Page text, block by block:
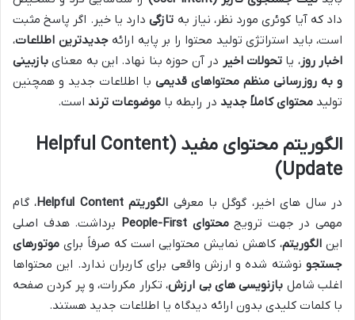
داد که آیا کوئری مورد نظر، نیاز به تازگیدارد یا خیر. اگر پاسخ مثبت
است، باید استراتژی تولید محتوا را بر پایه ارائهجدیدترین اطلاعات،
اخبار روز، یا تحولات اخیر در آن حوزه بنا نهاد. این به معنای بازبینی
و به روزرسانی منظم محتواهای قدیمی با اطلاعات جدید و همچنین
تولید محتوای کاملاً جدید در رابطه با موضوعات ترند است.
الگوریتم محتوای مفید (Helpful Content
Update)
در سال های اخیر، گوگل با معرفی الگوریتم Helpful Content
، گام
مهمی در جهت ترویجمحتوای People-First
برداشت. هدف اصلی
این الگوریتم، کاهش نمایش محتوایی است که صرفاً برای موتورهای
جستجو نوشته شده و ارزش واقعی برای کاربران ندارد. این محتواها
اغلب شامل بازنویسی های بی ارزش، تکرار مکررات، و پر کردن صفحه
با کلمات کلیدی بدون ارائه دیدگاه یا اطلاعات جدید هستند.